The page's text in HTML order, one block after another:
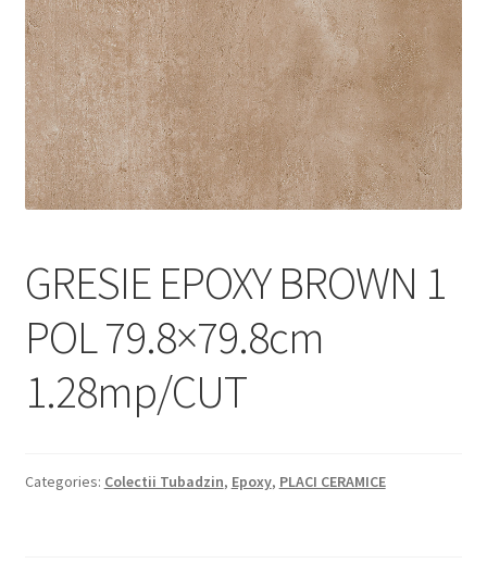
Informatii
Plata si Livrare
Politică de confidențialitate
Politica de cookie
Magazin
Plată
GRESIE EPOXY BROWN 1
POL 79.8×79.8cm
1.28mp/CUT
Categories: Colectii Tubadzin, Epoxy, PLACI CERAMICE